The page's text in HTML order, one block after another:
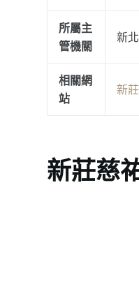
所屬主
管機關
新
相關網
站
新
新莊慈